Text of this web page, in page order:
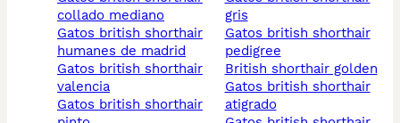
collado mediano
gatos british shorthair
humanes de madrid
gatos british shorthair
valencia
gatos british shorthair
gris
gatos british shorthair
pedigree
british shorthair golden
gatos british shorthair
atigrado